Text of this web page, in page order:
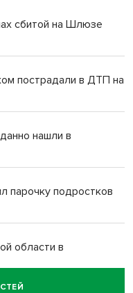
сбитой на Шлюзе
пострадали в ДТП на
нашли в
парочку подростков
области в